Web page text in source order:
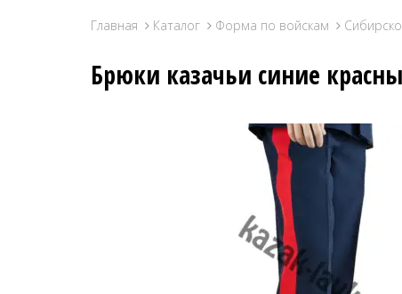
Главная Каталог Форма по войскам
Брюки казачьи синие